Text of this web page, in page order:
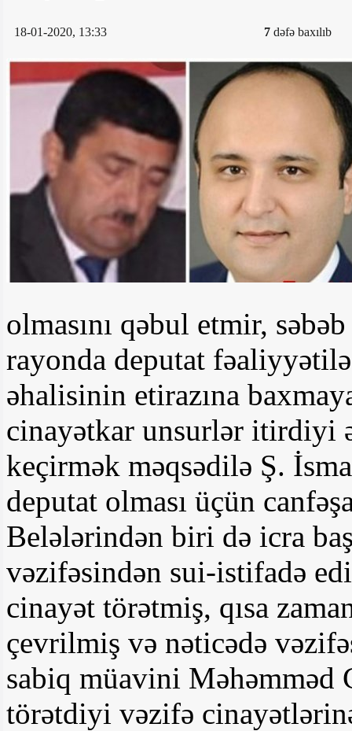
18-01-2020, 13:33 7 dəfə baxılıb
olmasını qəbul etmir,
rayonda deputat
əhalisinin etirazına
cinayətkar unsurlər itirdiyi
keçirmək məqsədilə Ş.
deputat olması üçün
Belələrindən biri də icra
vəzifəsindən sui-istifadə
cinayət törətmiş, qısa
çevrilmiş və nəticədə
sabiq müavini Məhəmməd
törətdiyi vəzifə